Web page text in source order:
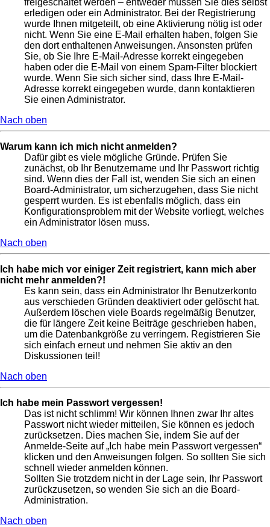
freigeschaltet werden – entweder müssen Sie dies selbst
erledigen oder ein Administrator. Bei der Registrierung
wurde Ihnen mitgeteilt, ob eine Aktivierung nötig ist oder
nicht. Wenn Sie eine E-Mail erhalten haben, folgen Sie
den dort enthaltenen Anweisungen. Ansonsten prüfen
Sie, ob Sie Ihre E-Mail-Adresse korrekt eingegeben
haben oder die E-Mail von einem Spam-Filter blockiert
wurde. Wenn Sie sich sicher sind, dass Ihre E-Mail-
Adresse korrekt eingegeben wurde, dann kontaktieren
Sie einen Administrator.
Nach oben
Warum kann ich mich nicht anmelden?
Dafür gibt es viele mögliche Gründe. Prüfen Sie
zunächst, ob Ihr Benutzername und Ihr Passwort richtig
sind. Wenn dies der Fall ist, wenden Sie sich an einen
Board-Administrator, um sicherzugehen, dass Sie nicht
gesperrt wurden. Es ist ebenfalls möglich, dass ein
Konfigurationsproblem mit der Website vorliegt, welches
ein Administrator lösen muss.
Nach oben
Ich habe mich vor einiger Zeit registriert, kann mich aber
nicht mehr anmelden?!
Es kann sein, dass ein Administrator Ihr Benutzerkonto
aus verschieden Gründen deaktiviert oder gelöscht hat.
Außerdem löschen viele Boards regelmäßig Benutzer,
die für längere Zeit keine Beiträge geschrieben haben,
um die Datenbankgröße zu verringern. Registrieren Sie
sich einfach erneut und nehmen Sie aktiv an den
Diskussionen teil!
Nach oben
Ich habe mein Passwort vergessen!
Das ist nicht schlimm! Wir können Ihnen zwar Ihr altes
Passwort nicht wieder mitteilen, Sie können es jedoch
zurücksetzen. Dies machen Sie, indem Sie auf der
Anmelde-Seite auf „Ich habe mein Passwort vergessen“
klicken und den Anweisungen folgen. So sollten Sie sich
schnell wieder anmelden können.
Sollten Sie trotzdem nicht in der Lage sein, Ihr Passwort
zurückzusetzen, so wenden Sie sich an die Board-
Administration.
Nach oben